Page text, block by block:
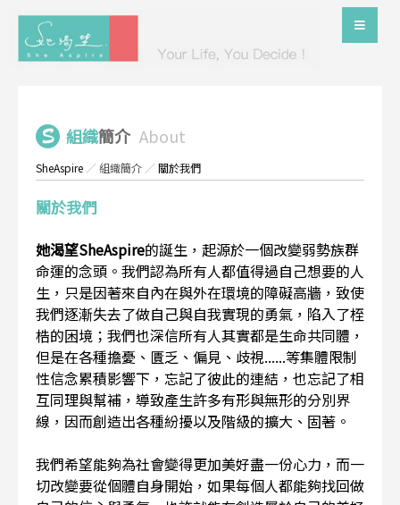
組織簡介 About
SheAspire ／組織簡介 ／關於我們
關於我們
她渴望SheAspire的誕生，起源於一個改變弱勢族群
命運的念頭。我們認為所有人都值得過自己想要的人
生，只是因著來自內在與外在環境的障礙高牆，致使
我們逐漸失去了做自己與自我實現的勇氣，陷入了桎
梏的困境；我們也深信所有人其實都是生命共同體，
但是在各種擔憂、匱乏、偏見、歧視......等集體限制
性信念累積影響下，忘記了彼此的連結，也忘記了相
互同理與幫補，導致產生許多有形與無形的分別界
線，因而創造出各種紛擾以及階級的擴大、固著。
我們希望能夠為社會變得更加美好盡一份心力，而一
切改變要從個體自身開始，如果每個人都能夠找回做